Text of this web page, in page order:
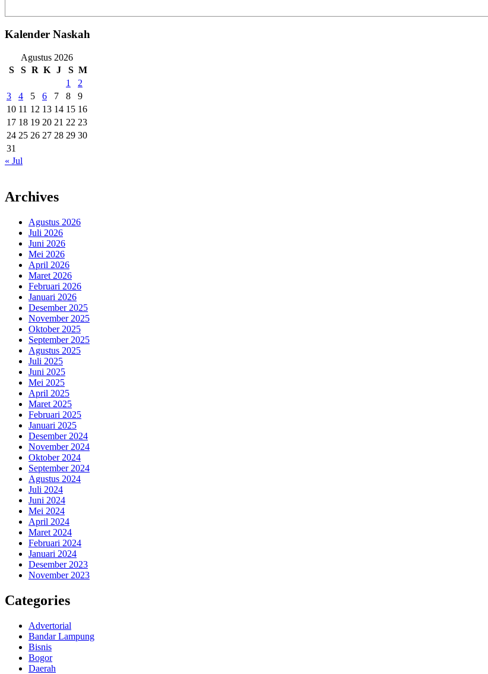
Kalender Naskah
Agustus 2026
S
S R K J S M
1
2
3
4 5 6 7 8
9
10 11 12 13 14 15 16
17 18 19 20 21 22 23
24 25 26 27 28 29 30
31
« Jul
Archives
Agustus 2026
Juli 2026
Juni 2026
Mei 2026
April 2026
Maret 2026
Februari 2026
Januari 2026
Desember 2025
November 2025
Oktober 2025
September 2025
Agustus 2025
Juli 2025
Juni 2025
Mei 2025
April 2025
Maret 2025
Februari 2025
Januari 2025
Desember 2024
November 2024
Oktober 2024
September 2024
Agustus 2024
Juli 2024
Juni 2024
Mei 2024
April 2024
Maret 2024
Februari 2024
Januari 2024
Desember 2023
November 2023
Categories
Advertorial
Bandar Lampung
Bisnis
Bogor
Daerah